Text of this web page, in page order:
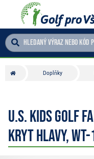
Doplňky
U.S. Kids Golf
kryt hlavy,